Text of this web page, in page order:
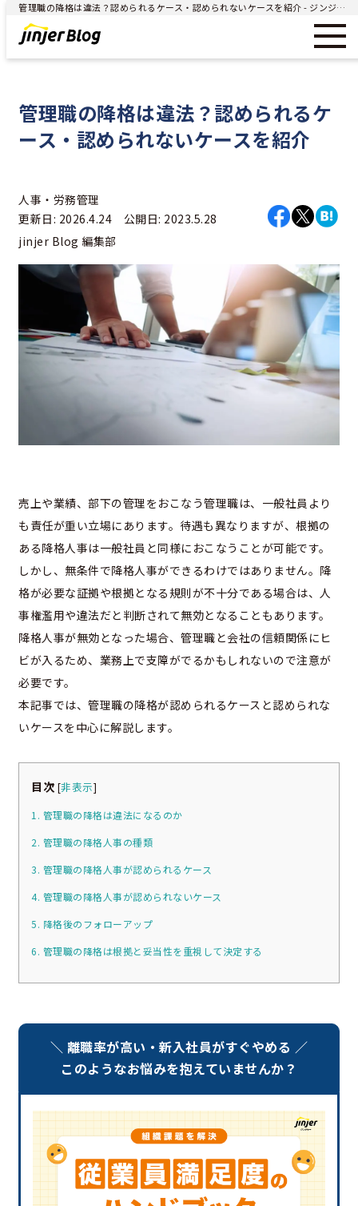
管理職の降格は違法？認められるケース・認められないケースを紹介 - ジンジャー（jinjer）｜統合型人事システム
管理職の降格は違法？認められるケ
ース・認められないケースを紹介
人事・労務管理
更新日: 2026.4.24 公開日: 2023.5.28
jinjer Blog 編集部
売上や業績、部下の管理をおこなう管理職は、一般社員より
も責任が重い立場にあります。待遇も異なりますが、根拠の
ある降格人事は一般社員と同様におこなうことが可能です。
しかし、無条件で降格人事ができるわけではありません。降
格が必要な証拠や根拠となる規則が不十分である場合は、人
事権濫用や違法だと判断されて無効となることもあります。
降格人事が無効となった場合、管理職と会社の信頼関係にヒ
ビが入るため、業務上で支障がでるかもしれないので注意が
必要です。
本記事では、管理職の降格が認められるケースと認められな
いケースを中心に解説します。
目次 [非表示]
1. 管理職の降格は違法になるのか
2. 管理職の降格人事の種類
3. 管理職の降格人事が認められるケース
4. 管理職の降格人事が認められないケース
5. 降格後のフォローアップ
6. 管理職の降格は根拠と妥当性を重視して決定する
＼ 離職率が高い・新入社員がすぐやめる ／
このようなお悩みを抱えていませんか？